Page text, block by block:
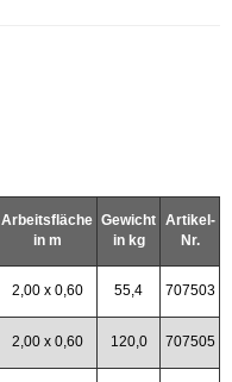
Arbeitsfläche
in m
Gewicht
in kg
Artikel-
Nr.
2,00 x 0,60 55,4 707503
2,00 x 0,60 120,0 707505